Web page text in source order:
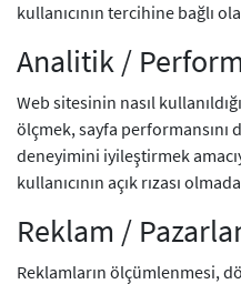
kullanıcının tercihine bağlı
Analitik /
Web sitesinin nasıl
ölçmek, sayfa performansını
deneyimini iyileştirmek
kullanıcının açık rızası
Reklam /
Reklamların ölçümlenmesi,